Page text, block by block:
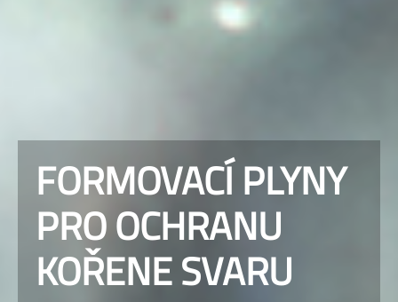
FORMOVACÍ PLYNY
PRO OCHRANU
KOŘENE SVARU